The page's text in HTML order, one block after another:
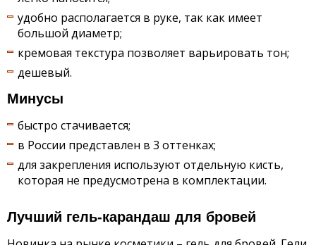
удобно располагается в руке, так как имеет
большой диаметр;
кремовая текстура позволяет варьировать тон;
дешевый.
Минусы
быстро стачивается;
в России представлен в 3 оттенках;
для закрепления используют отдельную кисть,
которая не предусмотрена в комплектации.
Лучший гель-карандаш для бровей